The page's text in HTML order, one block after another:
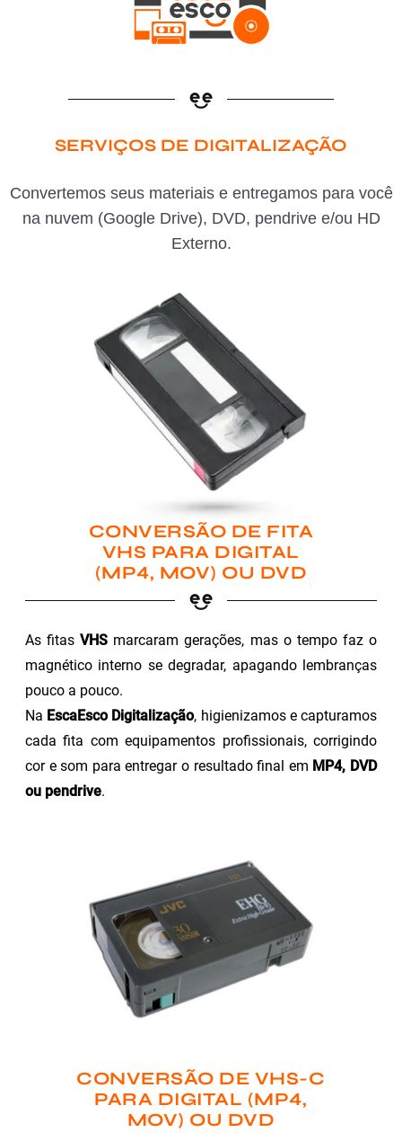
SERVIÇOS DE DIGITALIZAÇÃO
Convertemos seus materiais e entregamos para você
na nuvem (Google Drive), DVD, pendrive e/ou HD
Externo.
CONVERSÃO DE FITA
VHS PARA DIGITAL
(MP4, MOV) OU DVD
As fitasVHS marcaram gerações, mas o tempo faz o
magnético interno se degradar, apagando lembranças
pouco a pouco.
Na EscaEsco Digitalização, higienizamos e capturamos
cada fita com equipamentos profissionais, corrigindo
cor e som para entregar o resultado final em MP4, DVD
ou pendrive.
CONVERSÃO DE VHS-C
PARA DIGITAL (MP4,
MOV) OU DVD